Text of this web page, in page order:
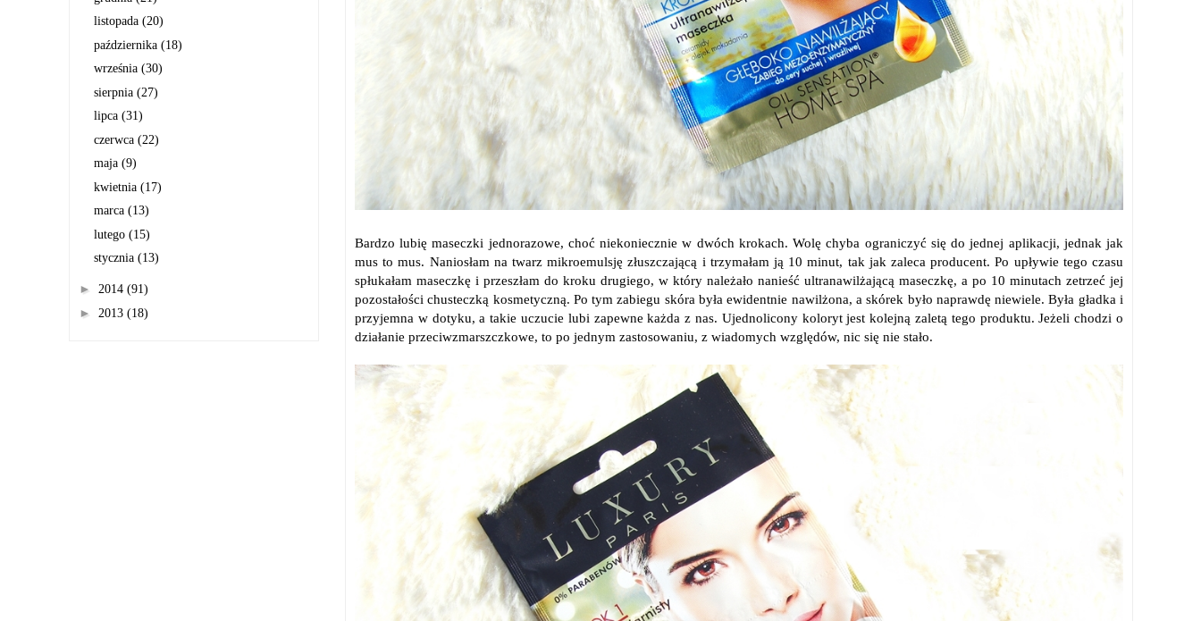
Bardzo lubię maseczki jednorazowe, choć niekoniecznie w dwóch krokach. Wolę chyba ograniczyć się do jednej aplikacji, jednak jak
mus to mus. Naniosłam na twarz mikroemulsję złuszczającą i trzymałam ją 10 minut, tak jak zaleca producent. Po upływie tego czasu
spłukałam maseczkę i przeszłam do kroku drugiego, w który należało nanieść ultranawilżającą maseczkę, a po 10 minutach zetrzeć jej
pozostałości chusteczką kosmetyczną. Po tym zabiegu skóra była ewidentnie nawilżona, a skórek było naprawdę niewiele. Była gładka i
przyjemna w dotyku, a takie uczucie lubi zapewne każda z nas. Ujednolicony koloryt jest kolejną zaletą tego produktu. Jeżeli chodzi o
działanie przeciwzmarszczkowe, to po jednym zastosowaniu, z wiadomych względów, nic się nie stało.
listopada (20)
października (18)
września (30)
sierpnia (27)
lipca (31)
czerwca (22)
maja (9)
kwietnia (17)
marca (13)
lutego (15)
stycznia (13)
► 2014 (91)
► 2013 (18)